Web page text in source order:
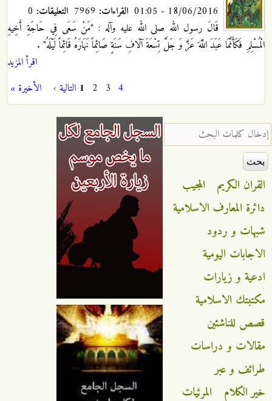
18/06/2016 - 01:05 القراءات: التعليقات:
قَالَ رسول الله صلى الله عليه وآله : "مَنْ سَعَى فِي حَاجَةِ أَخِيهِ
الْمُسْلِمِ فَكَأَنَّمَا عَبَدَ اللَّهَ عَزَّ وَ جَلَّ تِسْعَةَ آلَافِ سَنَةٍ صَائِماً نَهَارَهُ قَائِماً لَيْلَهُ" ‏.
اقرأ المزيد
الصفحات 1 2 3 4 التالية › الأخيرة »
‏إدخال كلمات البحث ‏
القران الكريم
المجيب
دائرة المعارف الاسلامية
شبهات و ردود
الاجابات اليومية
ادعية و زيارات
مكتبتك الاسلامية
قصص للناشئين
مقالات و دراسات
طرائف و عبر
خير الكلام
المرئيات